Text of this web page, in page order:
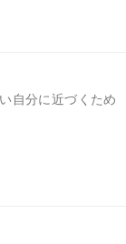
自分に近づくため